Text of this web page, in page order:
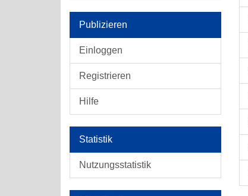
Publizieren
Einloggen
Registrieren
Hilfe
Statistik
Nutzungsstatistik